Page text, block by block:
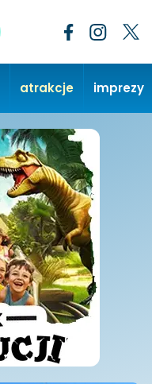
atrakcje imprezy